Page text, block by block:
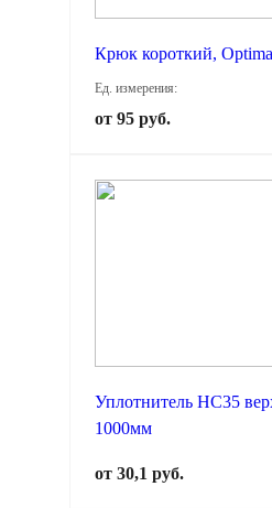
Крюк короткий, Optima
Ед. измерения:
от 95 руб.
Уплотнитель НС35
1000мм
от 30,1 руб.